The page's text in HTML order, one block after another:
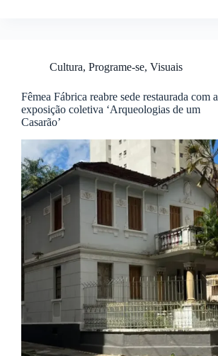
Cultura, Programe-se, Visuais
Fêmea Fábrica reabre sede restaurada com a
exposição coletiva ‘Arqueologias de um
Casarão’